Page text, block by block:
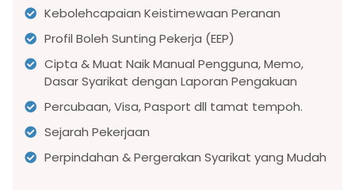
Kebolehcapaian Keistimewaan Peranan
Profil Boleh Sunting Pekerja (EEP)
Cipta & Muat Naik Manual Pengguna, Memo,
Dasar Syarikat dengan Laporan Pengakuan
Percubaan, Visa, Pasport dll tamat tempoh.
Sejarah Pekerjaan
Perpindahan & Pergerakan Syarikat yang Mudah